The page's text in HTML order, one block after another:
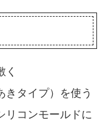
く
きタイプ）を使う
リコンモールドに